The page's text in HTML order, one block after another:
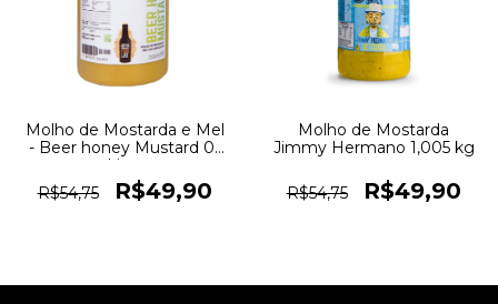
Molho de Mostarda e Mel
- Beer honey Mustard 01
Litro
R$54,75
R$49,90
Molho de Mostarda
Jimmy Hermano 1,005 kg
R$54,75 R$49,90